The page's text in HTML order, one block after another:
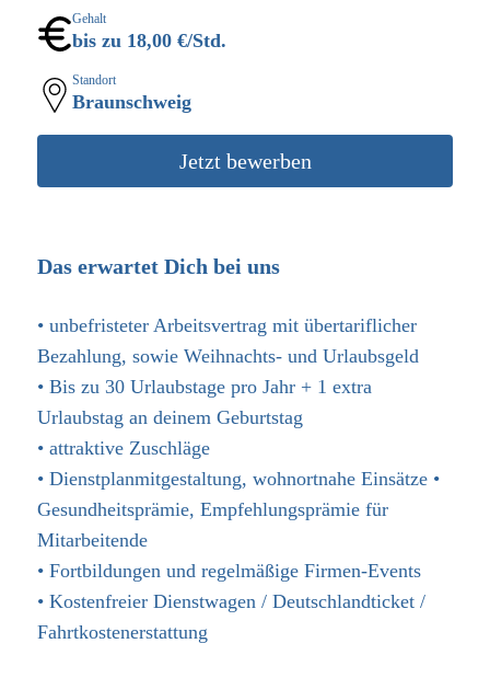
Gehalt
bis zu 18,00 €/Std.
Standort
Braunschweig
Jetzt bewerben
Das erwartet Dich bei uns
• unbefristeter Arbeitsvertrag mit übertariflicher
Bezahlung, sowie Weihnachts- und Urlaubsgeld
• Bis zu 30 Urlaubstage pro Jahr + 1 extra
Urlaubstag an deinem Geburtstag
• attraktive Zuschläge
• Dienstplanmitgestaltung, wohnortnahe Einsätze •
Gesundheitsprämie, Empfehlungsprämie für
Mitarbeitende
• Fortbildungen und regelmäßige Firmen-Events
• Kostenfreier Dienstwagen / Deutschlandticket /
Fahrtkostenerstattung